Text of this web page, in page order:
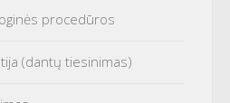
procedūros
(dantų tiesinimas)